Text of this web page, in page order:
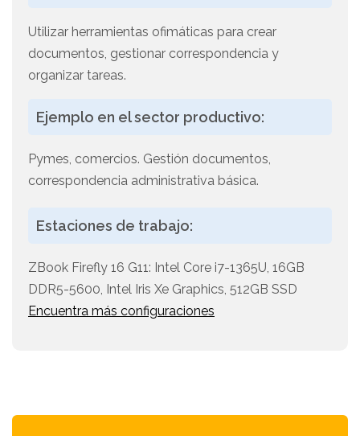
Utilizar herramientas ofimáticas para crear
documentos, gestionar correspondencia y
organizar tareas.
Ejemplo en el sector productivo:
Pymes, comercios. Gestión documentos,
correspondencia administrativa básica.
Estaciones de trabajo:
ZBook Firefly 16 G11: Intel Core i7-1365U, 16GB
DDR5-5600, Intel Iris Xe Graphics, 512GB SSD
Encuentra más configuraciones